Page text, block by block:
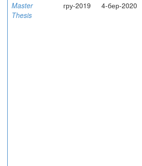
Master
Thesis
гру-2019 4-бер-2020